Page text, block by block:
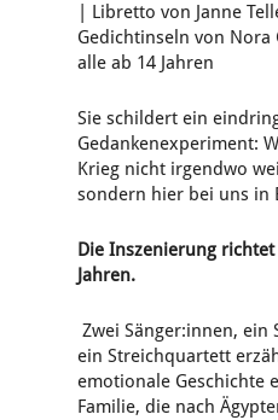
| Libretto von Janne
Gedichtinseln von
alle ab 14 Jahren
Sie schildert ein
Gedankenexperiment:
Krieg nicht irgendwo
sondern hier bei uns in
Die Inszenierung
Jahren.
Zwei Sänger:innen, ein
ein Streichquartett
emotionale Geschichte
Familie, die nach